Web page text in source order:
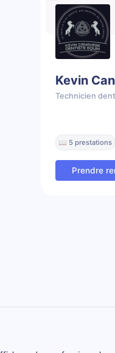
Kevin
Technicien
📖 5 prestations
Prendre